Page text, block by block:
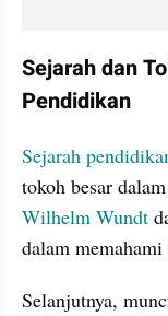
Sejarah dan
Pendidikan
Sejarah
Wilhelm Wundt
dalam
Selanjutnya,